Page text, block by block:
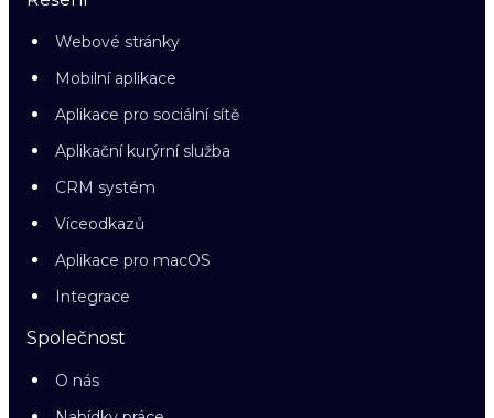
Webové stránky
Mobilní aplikace
Aplikace pro sociální sítě
Aplikační kurýrní služba
CRM systém
Víceodkazů
Aplikace pro macOS
Integrace
Společnost
O nás